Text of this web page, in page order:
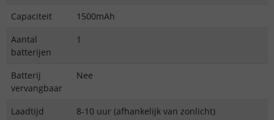
Capaciteit
1500mAh
Aantal
batterijen
1
Batterij
vervangbaar
Nee
Laadtijd
8-10 uur (afhankelijk van zonlicht)